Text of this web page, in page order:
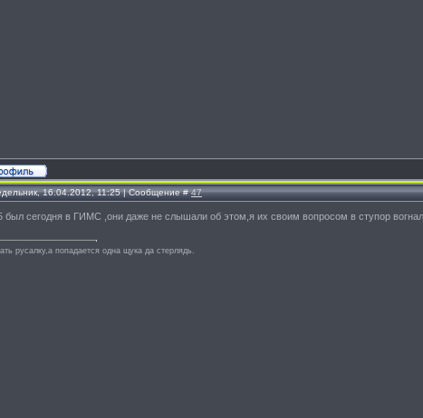
16.04.2012, 11:25 | Сообщение #47
был сегодня в ГИМС ,они даже не слышали об этом,я их своим вопросом в ступор
русалку,а попадается одна щука да стерлядь.